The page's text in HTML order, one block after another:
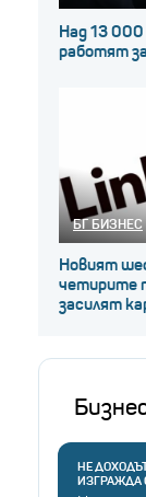
Над 13 000
работят
БГ БИЗНЕС
Новият
четирите
засилят
НЕ
ИЗГРАЖДА